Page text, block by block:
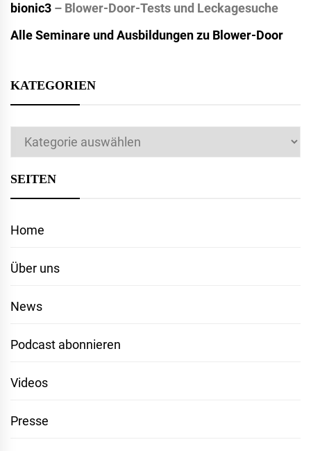
bionic3 – Blower-Door-Tests und Leckagesuche
Alle Seminare und Ausbildungen zu Blower-Door
KATEGORIEN
Kategorien
SEITEN
Home
Über uns
News
Podcast abonnieren
Videos
Presse